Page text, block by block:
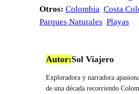
Otros: Colombia Costa
Parques Naturales Playas
Autor:Sol Viajero
Exploradora y narradora
de una década recorriendo